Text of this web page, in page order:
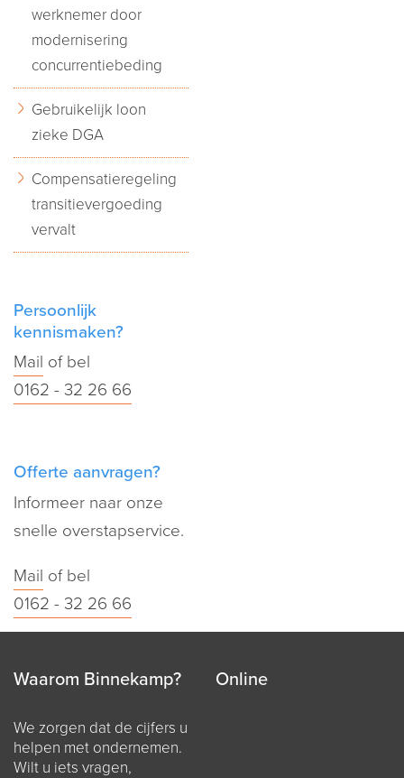
werknemer door
modernisering
concurrentiebeding
Gebruikelijk loon
zieke DGA
Compensatieregeling
transitievergoeding
vervalt
Persoonlijk
kennismaken?
Mail of bel
0162 - 32 26 66
Offerte aanvragen?
Informeer naar onze
snelle overstapservice.
Mail of bel
0162 - 32 26 66
Waarom Binnekamp?
We zorgen dat de cijfers u
helpen met ondernemen.
Wilt u iets vragen,
Online